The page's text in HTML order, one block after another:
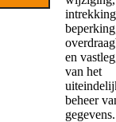
en
van het
beheer
gegevens.